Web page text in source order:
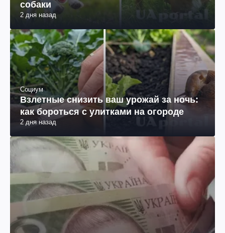
собаки
2 дня назад
Социум
Взлетные снизить ваш урожай за ночь:
как бороться с улитками на огороде
2 дня назад